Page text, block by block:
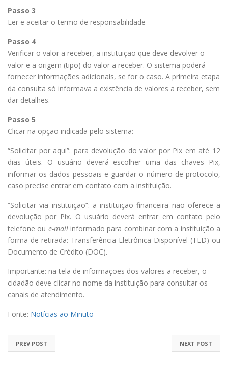
Passo 3
Ler e aceitar o termo de responsabilidade
Passo 4
Verificar o valor a receber, a instituição que deve devolver o
valor e a origem (tipo) do valor a receber. O sistema poderá
fornecer informações adicionais, se for o caso. A primeira etapa
da consulta só informava a existência de valores a receber, sem
dar detalhes.
Passo 5
Clicar na opção indicada pelo sistema:
“Solicitar por aqui”: para devolução do valor por Pix em até 12
dias úteis. O usuário deverá escolher uma das chaves Pix,
informar os dados pessoais e guardar o número de protocolo,
caso precise entrar em contato com a instituição.
“Solicitar via instituição”: a instituição financeira não oferece a
devolução por Pix. O usuário deverá entrar em contato pelo
telefone ou e-mailinformado para combinar com a instituição a
forma de retirada: Transferência Eletrônica Disponível (TED) ou
Documento de Crédito (DOC).
Importante: na tela de informações dos valores a receber, o
cidadão deve clicar no nome da instituição para consultar os
canais de atendimento.
Fonte: Notícias ao Minuto
NEXT POST
PREV POST